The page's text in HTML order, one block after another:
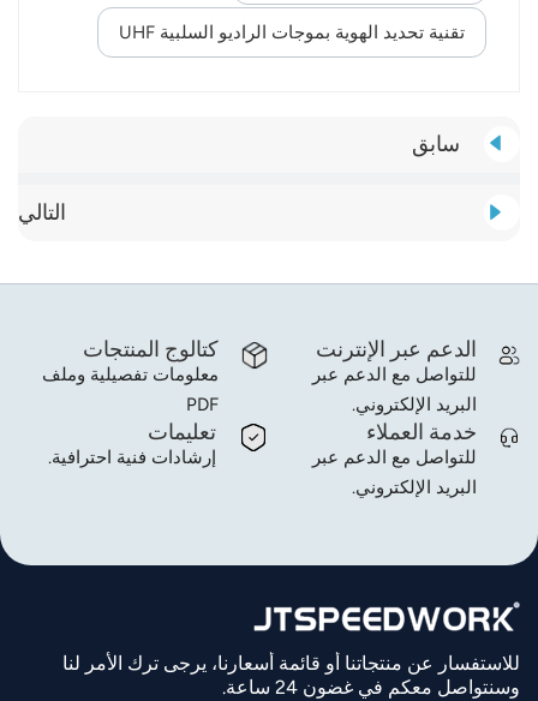
تقنية تحديد الهوية بموجات الراديو السلبية UHF
سابق
التالي
كتالوج المنتجات
معلومات تفصيلية وملف
PDF
الدعم عبر الإنترنت
للتواصل مع الدعم عبر
البريد الإلكتروني.
تعليمات
إرشادات فنية احترافية.
خدمة العملاء
للتواصل مع الدعم عبر
البريد الإلكتروني.
للاستفسار عن منتجاتنا أو قائمة أسعارنا، يرجى ترك الأمر لنا
وسنتواصل معكم في غضون 24 ساعة.